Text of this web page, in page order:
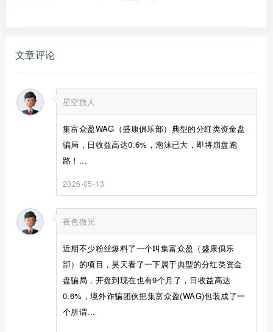
文章评论
星空旅人
集富众盈WAG（盛康俱乐部）典型的分红类资金盘
骗局，日收益高达0.6%，泡沫已大，即将崩盘跑
路！...
2026-05-13
夜色微光
近期不少粉丝爆料了一个叫集富众盈（盛康俱乐
部）的项目，昊天看了一下属于典型的分红类资金
盘骗局，开盘到现在也有9个月了，日收益高达
0.6%，境外诈骗团伙把集富众盈(WAG)包装成了一
个所谓...